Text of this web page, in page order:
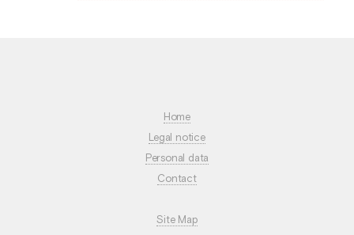
Home
Legal notice
Personal data
Contact
Site Map